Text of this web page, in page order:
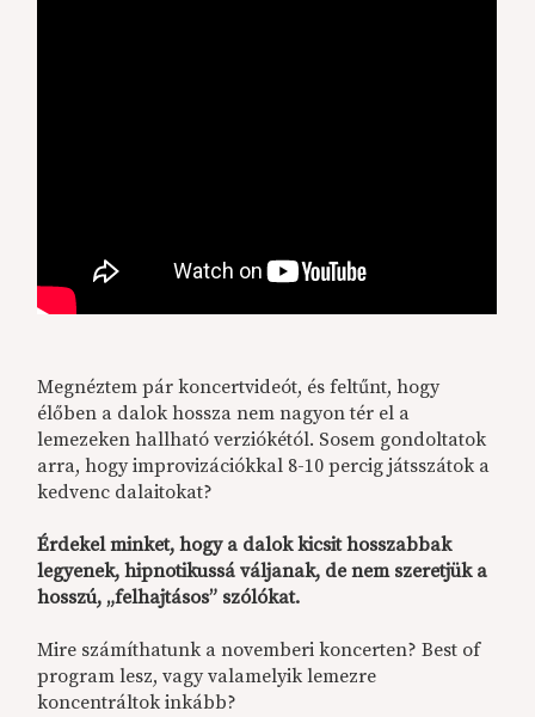
Megnéztem pár koncertvideót, és feltűnt, hogy
élőben a dalok hossza nem nagyon tér el a
lemezeken hallható verziókétól. Sosem gondoltatok
arra, hogy improvizációkkal 8-10 percig játsszátok a
kedvenc dalaitokat?
Érdekel minket, hogy a dalok kicsit hosszabbak
legyenek, hipnotikussá váljanak, de nem szeretjük a
hosszú, „felhajtásos” szólókat.
Mire számíthatunk a novemberi koncerten? Best of
program lesz, vagy valamelyik lemezre
koncentráltok inkább?